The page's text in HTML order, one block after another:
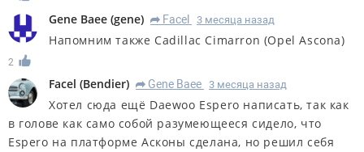
Gene Baee (gene) R Facel 3 месяца назад
Напомним также Cadillac Cimarron (Opel Ascona)
2
Facel (Bendier) R Gene Baee 3 месяца назад
Хотел сюда ещё Daewoo Espero написать, так как
в голове как само собой разумеющееся сидело, что
Espero на платформе Асконы сделана, но решил себя